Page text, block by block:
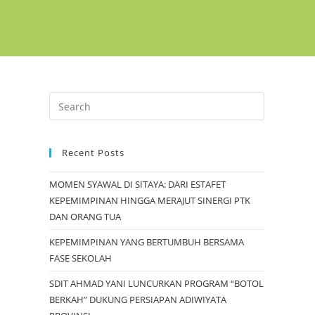
Recent Posts
MOMEN SYAWAL DI SITAYA: DARI ESTAFET
KEPEMIMPINAN HINGGA MERAJUT SINERGI PTK
DAN ORANG TUA
KEPEMIMPINAN YANG BERTUMBUH BERSAMA
FASE SEKOLAH
SDIT AHMAD YANI LUNCURKAN PROGRAM “BOTOL
BERKAH” DUKUNG PERSIAPAN ADIWIYATA